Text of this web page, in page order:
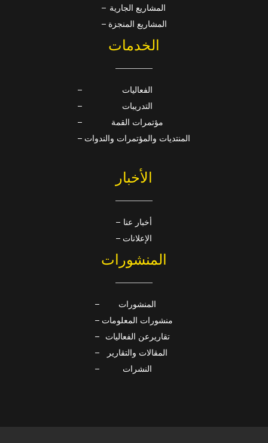
المشاريع الجارية
المشاريع المنجزة
الخدمات
الفعاليات
التدريبات
مؤتمرات القمة
المنتديات والمؤتمرات والندوات
الأخبار
أخبار عنا
الإعلانات
المنشورات
المنشورات
منشورات المعلومات
تقاريرعن الفعاليات
المقالات والتقارير
النشرات